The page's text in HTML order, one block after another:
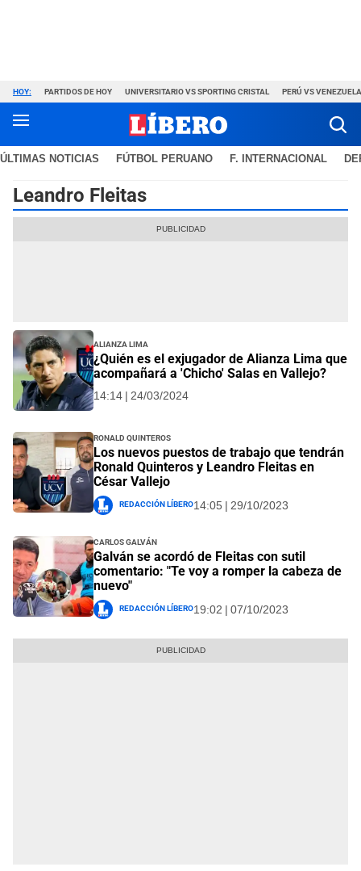
HOY: PARTIDOS DE HOY UNIVERSITARIO VS SPORTING CRISTAL PERÚ VS VENEZUELA
ÚLTIMAS NOTICIAS FÚTBOL PERUANO F. INTERNACIONAL
Leandro Fleitas
Alianza Lima
¿Quién es el exjugador de Alianza Lima que
acompañará a 'Chicho' Salas en Vallejo?
14:14 | 24/03/2024
Ronald Quinteros
Los nuevos puestos de trabajo que tendrán
Ronald Quinteros y Leandro Fleitas en
César Vallejo
Redacción Líbero14:05 | 29/10/2023
Carlos Galván
Galván se acordó de Fleitas con sutil
comentario: "Te voy a romper la cabeza de
nuevo"
Redacción Líbero19:02 | 07/10/2023